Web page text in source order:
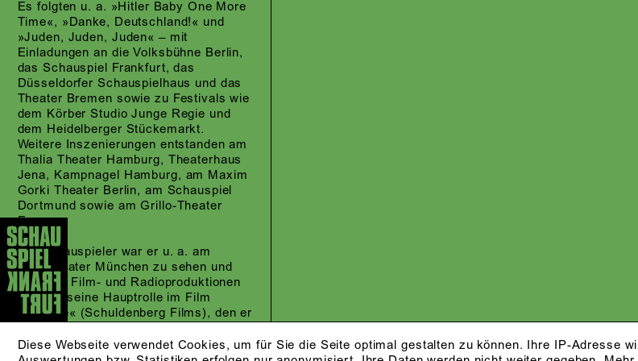
Diese Webseite verwendet Cookies, um für Sie die Seite optimal gestalten zu können. Ihre IP-Adresse
Es folgten u. a. »Hitler Baby One More
Time«, »Danke, Deutschland!« und
»Juden, Juden, Juden« – mit
Einladungen an die Volksbühne Berlin,
das Schauspiel Frankfurt, das
Düsseldorfer Schauspielhaus und das
Theater Bremen sowie zu Festivals wie
dem Körber Studio Junge Regie und
dem Heidelberger Stückemarkt.
Weitere Inszenierungen entstanden am
Thalia Theater Hamburg, Theaterhaus
Jena, Kampnagel Hamburg, am Maxim
Gorki Theater Berlin, am Schauspiel
Dortmund sowie am Grillo-Theater
Essen.
Als Schauspieler war er u. a. am
Volkstheater München zu sehen und
wirkte in Film- und Radioproduktionen
mit. Für seine Hauptrolle im Film
»Südsee« (Schuldenberg Films), den er
dem Preis »Neues Deutsches Kino«